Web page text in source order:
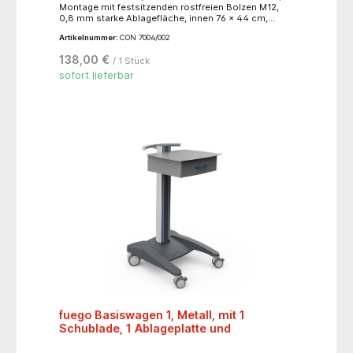
Montage mit festsitzenden rostfreien Bolzen M12,
0,8 mm starke Ablagefläche, innen 76 x 44 cm,
beschichtet, 4 Lenkrollen mit Ø 125 mm, davon 2
Artikelnummer: CON 7004/002
138,00 € / 1 Stück
sofort lieferbar
fuego Basiswagen 1, Metall, mit 1
Schublade, 1 Ablageplatte und